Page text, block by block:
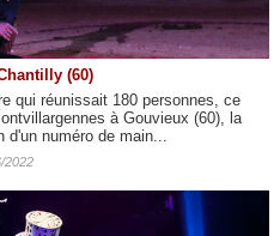
(60)
qui réunissait 180 personnes, ce
à Gouvieux (60), la
d'un numéro de main...
2022